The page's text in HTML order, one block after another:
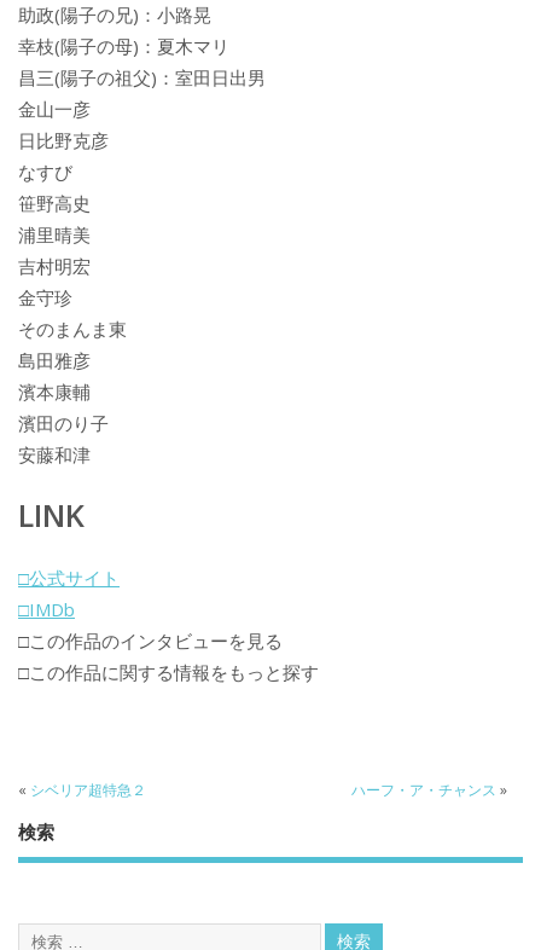
助政(陽子の兄)：小路晃
幸枝(陽子の母)：夏木マリ
昌三(陽子の祖父)：室田日出男
金山一彦
日比野克彦
なすび
笹野高史
浦里晴美
吉村明宏
金守珍
そのまんま東
島田雅彦
濱本康輔
濱田のり子
安藤和津
LINK
□公式サイト
□IMDb
□この作品のインタビューを見る
□この作品に関する情報をもっと探す
« シベリア超特急２ ハーフ・ア・チャンス »
検索